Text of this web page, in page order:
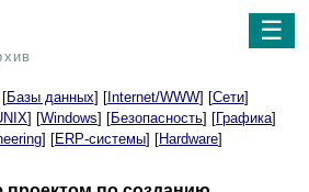
☰
Базы данных] [Internet/WWW] [Сети]
] [Windows] [Безопасность] [Графика]
] [ERP-системы] [Hardware]